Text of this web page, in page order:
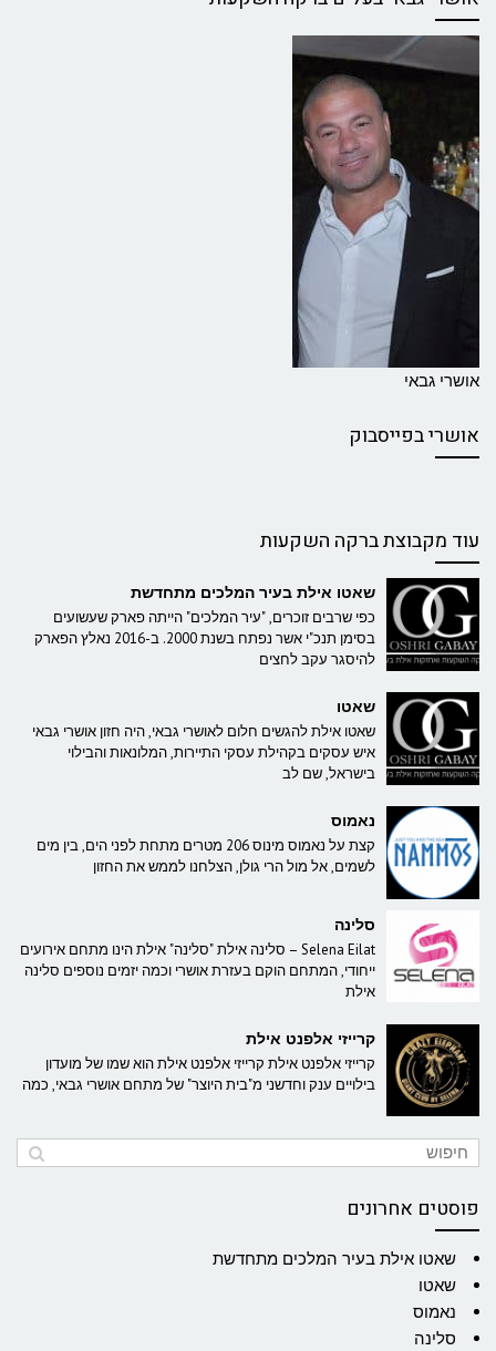
אושרי גבאי
אושרי בפייסבוק
עוד מקבוצת ברקה השקעות
שאטו אילת בעיר המלכים מתחדשת
כפי שרבים זוכרים, "עיר המלכים" הייתה פארק שעשועים
בסימן תנכ"י אשר נפתח בשנת 2000. ב-2016 נאלץ הפארק
להיסגר עקב לחצים
שאטו
שאטו אילת להגשים חלום לאושרי גבאי, היה חזון אושרי גבאי
איש עסקים בקהילת עסקי התיירות, המלונאות והבילוי
בישראל, שם לב
נאמוס
קצת על נאמוס מינוס 206 מטרים מתחת לפני הים, בין מים
לשמים, אל מול הרי גולן, הצלחנו לממש את החזון
סלינה
Selena Eilat – סלינה אילת "סלינה" אילת הינו מתחם אירועים
ייחודי, המתחם הוקם בעזרת אושרי וכמה יזמים נוספים סלינה
אילת
קרייזי אלפנט אילת
קרייזי אלפנט אילת קרייזי אלפנט אילת הוא שמו של מועדון
בילויים ענק וחדשני מ"בית היוצר" של מתחם אושרי גבאי, כמה
פוסטים אחרונים
שאטו אילת בעיר המלכים מתחדשת
שאטו
נאמוס
סלינה